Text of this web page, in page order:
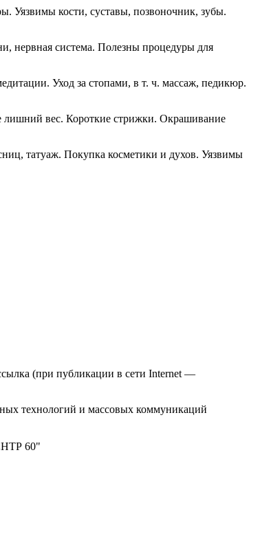
Уязвимы кости, суставы, позвоночник, зубы.
нервная система. Полезны процедуры для
Уход за стопами, в т. ч. массаж, педикюр.
лишний вес. Короткие стрижки. Окрашивание
татуаж. Покупка косметики и духов. Уязвимы
(при публикации в сети Internet —
технологий и массовых коммуникаций
60"